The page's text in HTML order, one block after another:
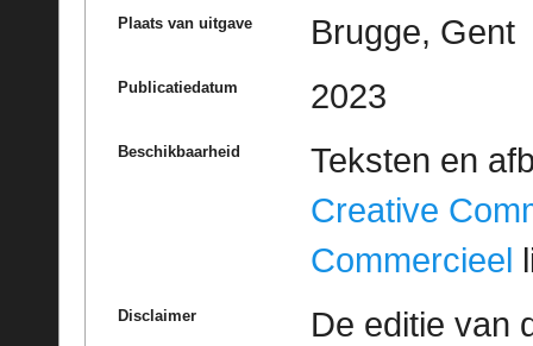
Plaats van uitgave Brugge, Gent
Publicatiedatum 2023
Beschikbaarheid
Teksten en
Creative
Commercieel
Disclaimer
De editie van